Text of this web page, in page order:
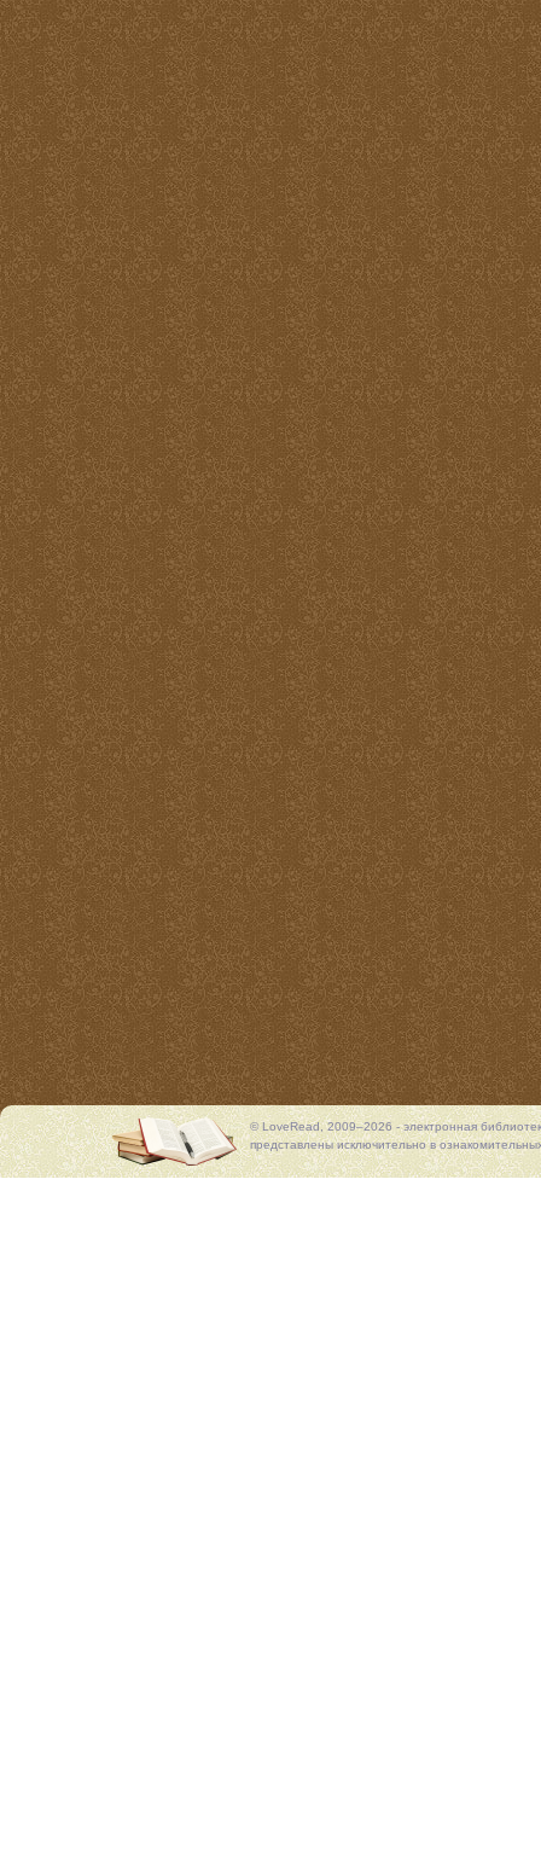
© LoveRead, 2009–2026 - электронная
представлены исключительно в